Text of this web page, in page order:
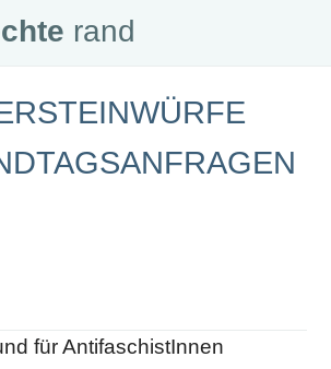
rand
für AntifaschistInnen